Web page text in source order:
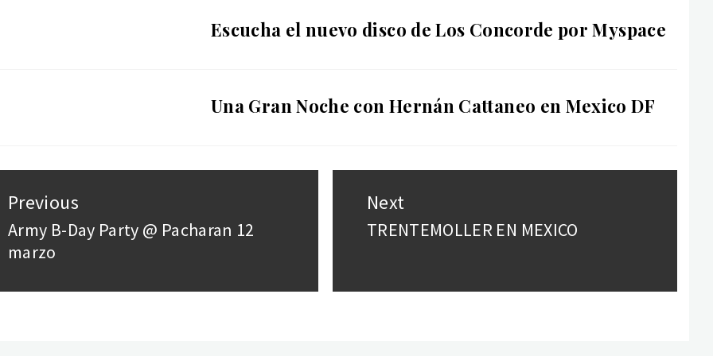
Escucha el nuevo disco de Los Concorde por Myspace
Una Gran Noche con Hernán Cattaneo en Mexico DF
Previous
Previous
post:
Army B-Day Party @ Pacharan 12
marzo
Next
Next
TRENTEMOLLER EN MEXICO